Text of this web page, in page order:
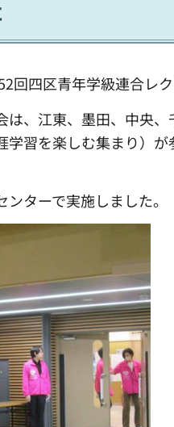
回四区青年学級連合レ
、江東、墨田、中央
習を楽しむ集まり）
ターで実施しました。